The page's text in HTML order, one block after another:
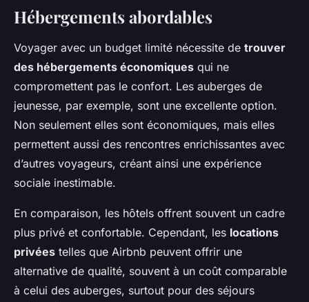
Hébergements abordables
Voyager avec un budget limité nécessite de trouver
des hébergements économiques qui ne
compromettent pas le confort. Les auberges de
jeunesse, par exemple, sont une excellente option.
Non seulement elles sont économiques, mais elles
permettent aussi des rencontres enrichissantes avec
d’autres voyageurs, créant ainsi une expérience
sociale inestimable.
En comparaison, les hôtels offrent souvent un cadre
plus privé et confortable. Cependant, les locations
privées telles que Airbnb peuvent offrir une
alternative de qualité, souvent à un coût comparable
à celui des auberges, surtout pour des séjours